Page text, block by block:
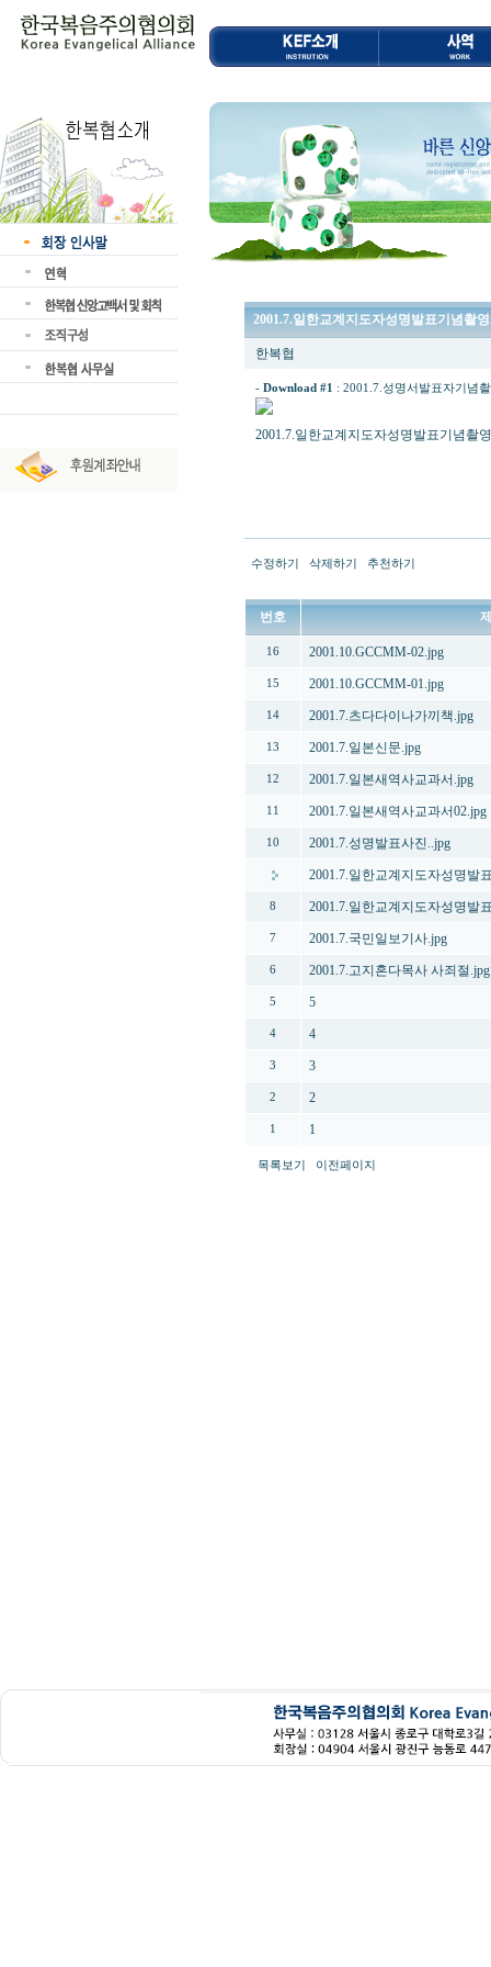
2001.7.일한교계지도자성명발표기념촬
한복협
- Download #1 : 2001.7.성명서발표자기념
2001.7.일한교계지도자성명발표기념촬
수정하기 삭제하기 추천하기
번호
16 2001.10.GCCMM-02.jpg
15 2001.10.GCCMM-01.jpg
14 2001.7.츠다다이나가끼책.jpg
13 2001.7.일본신문.jpg
12 2001.7.일본새역사교과서.jpg
11 2001.7.일본새역사교과서02.jpg
10 2001.7.성명발표사진..jpg
2001.7.일한교계지도자성명발
8 2001.7.일한교계지도자성명발
7 2001.7.국민일보기사.jpg
6 2001.7.고지혼다목사 사죄절.jpg
5 5
4 4
3 3
2 2
1 1
목록보기 이전페이지